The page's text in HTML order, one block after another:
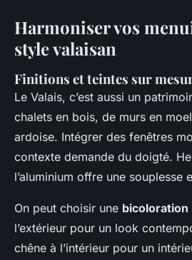
Harmoniser vos
style valaisan
Finitions et teintes sur
Le Valais, c’est aussi un
chalets en bois, de murs en
ardoise. Intégrer des fenêtres
contexte demande du doigté.
l’aluminium offre une souplesse
On peut choisir une bicoloration
l’extérieur pour un look
chêne à l’intérieur pour un